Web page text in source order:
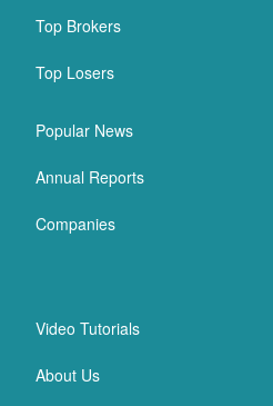
Top Brokers
Top Losers
Popular News
Annual Reports
Companies
Video Tutorials
About Us